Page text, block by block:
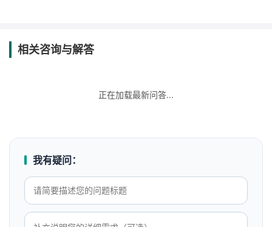
相关咨询与解答
正在加载最新问答...
我有疑问：